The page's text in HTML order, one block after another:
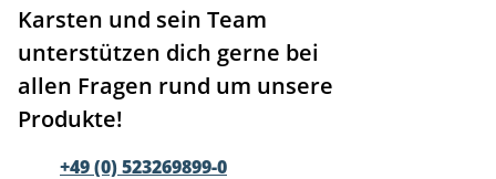
Karsten und sein Team
unterstützen dich gerne bei
allen Fragen rund um unsere
Produkte!
+49 (0) 523269899-0